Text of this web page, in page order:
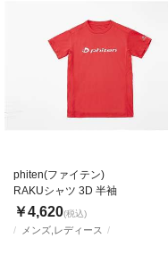
メンズ,レディース
phiten(ファイテン)
RAKUシャツ 3D 半袖
￥4,620(税込)